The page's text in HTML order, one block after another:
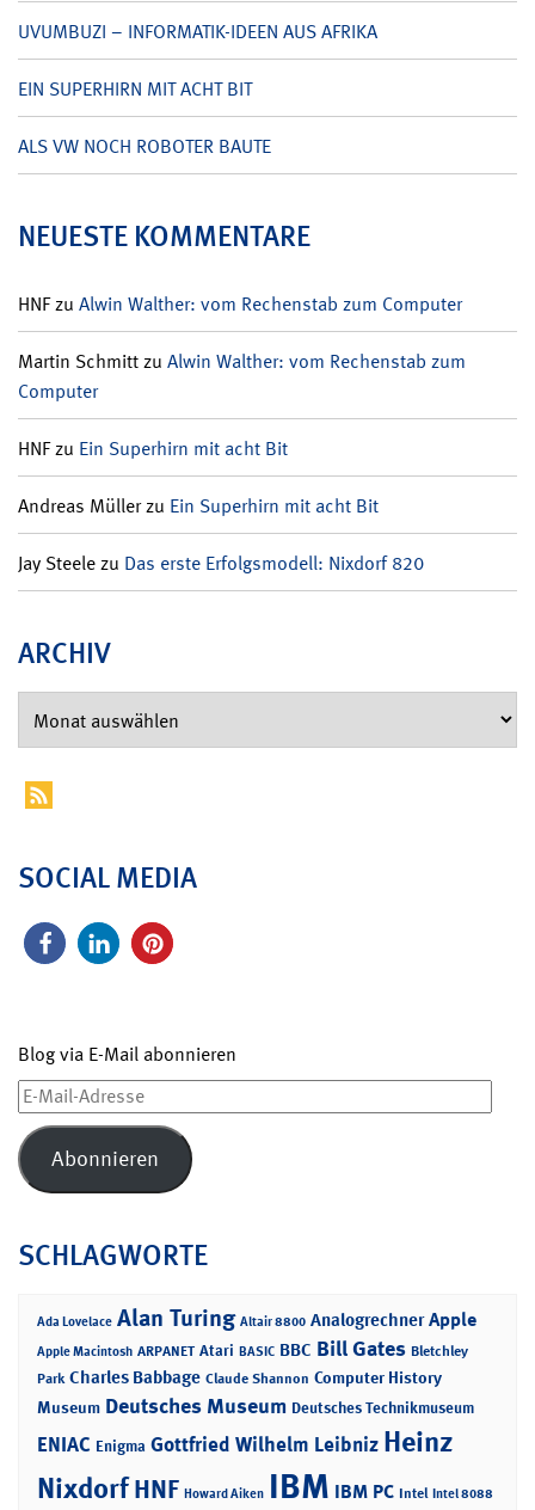
UVUMBUZI – INFORMATIK-IDEEN AUS AFRIKA
EIN SUPERHIRN MIT ACHT BIT
ALS VW NOCH ROBOTER BAUTE
NEUESTE KOMMENTARE
HNFzu Alwin Walther: vom Rechenstab zum Computer
Martin Schmittzu Alwin Walther: vom Rechenstab zum
Computer
HNFzu Ein Superhirn mit acht Bit
Andreas Müllerzu Ein Superhirn mit acht Bit
Jay Steelezu Das erste Erfolgsmodell: Nixdorf 820
ARCHIV
SOCIAL MEDIA
Blog via E-Mail abonnieren
E-
Mail-
Adresse
Abonnieren
SCHLAGWORTE
Ada Lovelace Alan Turing Altair 8800 Analogrechner Apple
Apple Macintosh ARPANET Atari BASIC BBC Bill Gates Bletchley
Park Charles Babbage Claude Shannon Computer History
Museum Deutsches Museum Deutsches Technikmuseum
ENIAC Enigma Gottfried Wilhelm Leibniz Heinz
NixdorfHNF Howard Aiken IBM IBM PC Intel Intel 8088